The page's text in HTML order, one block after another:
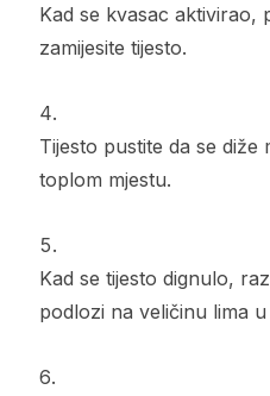
Kad se kvasac aktivirao,
zamijesite tijesto.
Tijesto pustite da se diže
toplom mjestu.
Kad se tijesto dignulo,
podlozi na veličinu lima